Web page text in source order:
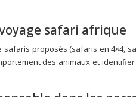
safari afrique
safaris proposés (safaris en 4×4,
des animaux et